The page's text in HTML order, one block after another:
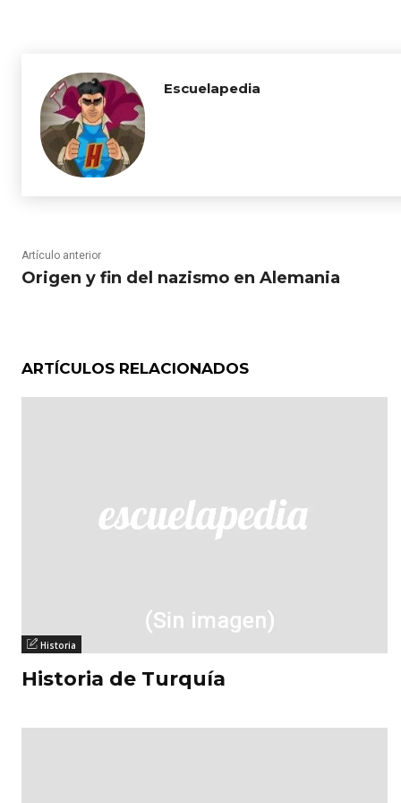
Escuelapedia
Artículo anterior
Origen y fin del nazismo en Alemania
ARTÍCULOS RELACIONADOS
Historia
Historia de Turquía